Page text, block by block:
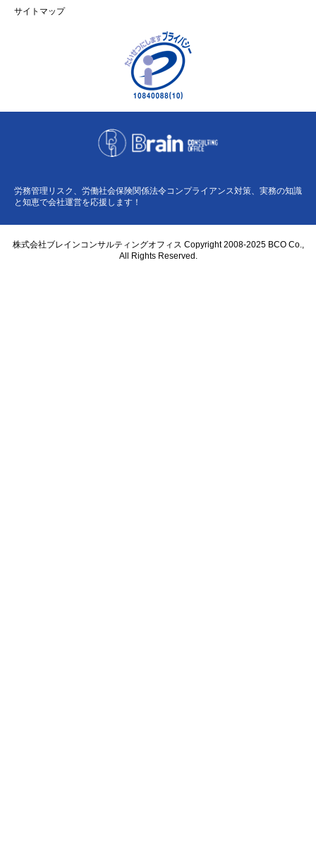
サイトマップ
労務管理リスク、労働社会保険関係法令コンプライアンス対策、実務の知識
と知恵で会社運営を応援します！
株式会社ブレインコンサルティングオフィス Copyright 2008-2025 BCO Co.,
All Rights Reserved.